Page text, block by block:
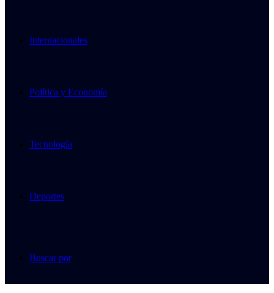
Internacionales
Política y Economía
Tecnología
Deportes
Buscar por